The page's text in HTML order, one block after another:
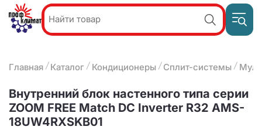
Акции и
О компании
Наши услуги
Оплата и доставка
Контакты
8
25-
93-63
Главная Каталог Кондиционеры Сплит-системы
Внутренний блок настенного типа серии
ZOOM FREE Match DC Inverter R32 AMS-
18UW4RXSKB01